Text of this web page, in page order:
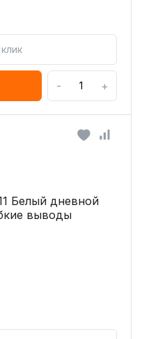
- +
Белый дневной
выводы